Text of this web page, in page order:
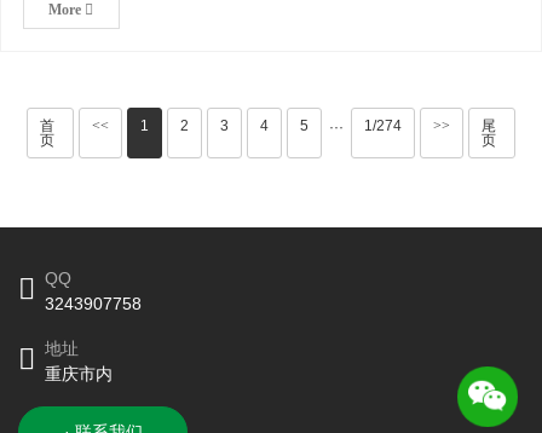
More
首
页
<< 1 2 3 4 5 ··· 1/274 >>
尾
页
QQ
3243907758
地址
重庆市内